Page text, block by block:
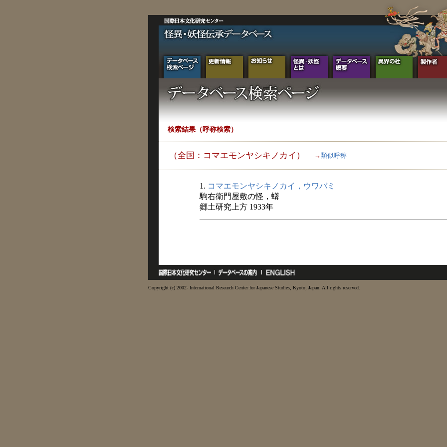
検索結果（呼称検索）
（全国：コマエモンヤシキノカイ） →類似呼称
1. コマエモンヤシキノカイ，ウワバミ
駒右衛門屋敷の怪，蠎
郷土研究上方 1933年
Copyright (c) 2002- International Research Center for Japanese Studies, Kyoto, Japan. All rights reserved.